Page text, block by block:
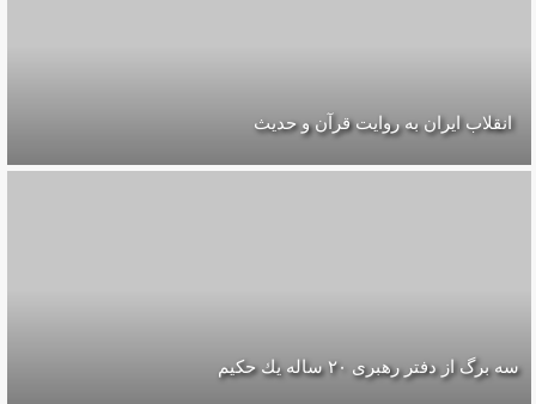
انقلاب ایران به روایت قرآن و حدیث
سه برگ از دفتر رهبرى ۲۰ ساله يك حكيم